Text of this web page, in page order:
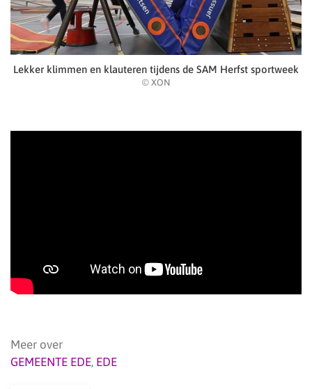
Lekker klimmen en klauteren tijdens de SAM Herfst sportweek
© XON
Meer over
GEMEENTE EDE, EDE